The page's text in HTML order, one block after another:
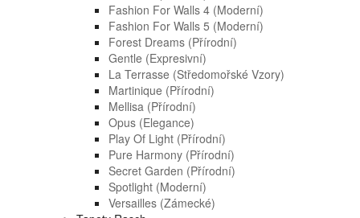
Fashion For Walls 4 (moderní)
Fashion For Walls 5 (moderní)
Forest Dreams (přírodní)
Gentle (expresivní)
La Terrasse (středomořské Vzory)
Martinique (přírodní)
Mellisa (přírodní)
Opus (elegance)
Play Of Light (přírodní)
Pure Harmony (přírodní)
Secret Garden (přírodní)
Spotlight (moderní)
Versailles (zámecké)